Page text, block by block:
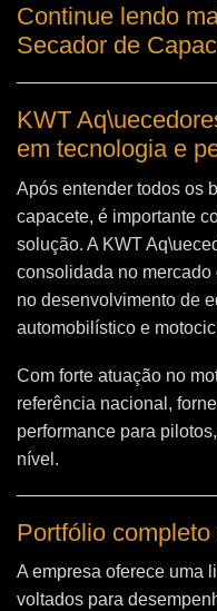
Continue lendo
Secador de
KWT
em tecnologia e
Após entender todos os
capacete, é importante
solução. A KWT
consolidada no
no desenvolvimento de
automobilístico e
Com forte atuação no
referência nacional,
performance para
nível.
Portfólio
A empresa oferece uma
voltados para